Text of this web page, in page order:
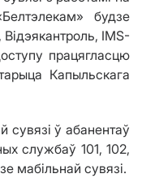
будзе
IMS-
працягласцю
Капыльскага
ў абанентаў
службаў 101, 102,
мабільнай сувязі.